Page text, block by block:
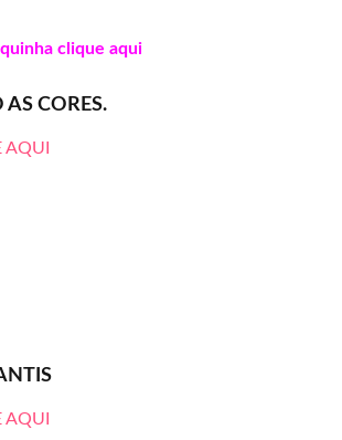
clique aqui
CORES.
AQUI
AQUI